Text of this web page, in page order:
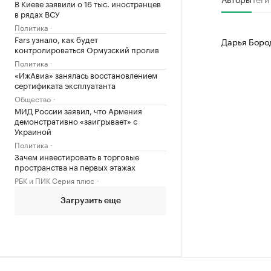
В Киеве заявили о 16 тыс. иностранцев
в рядах ВСУ
Политика
Fars узнало, как будет
контролироваться Ормузский пролив
Политика
«ИжАвиа» занялась восстановлением
сертификата эксплуатанта
Общество
МИД России заявил, что Армения
демонстративно «заигрывает» с
Украиной
Политика
Зачем инвестировать в торговые
пространства на первых этажах
РБК и ПИК Серия плюс
Загрузить еще
Дарья